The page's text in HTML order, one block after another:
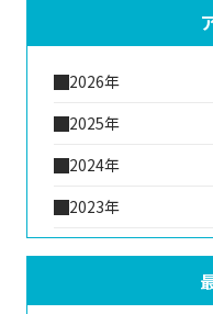
2026年
2025年
2024年
2023年